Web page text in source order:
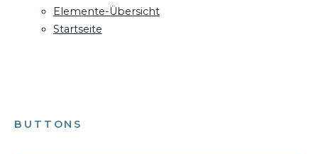
Elemente-Übersicht
Startseite
BUTTONS